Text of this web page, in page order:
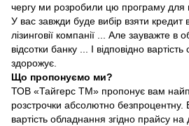
чергу ми розробили цю програму для
У вас завжди буде вибір взяти кредит
лізинговії компанії ... Але зауважте в
відсотки банку ... І відповідно
здорожує.
Що пропонуємо ми?
ТОВ «Тайгерс ТМ» пропонує вам
розстрочки абсолютно безпроцентну.
вартість обладнання згідно прайсу